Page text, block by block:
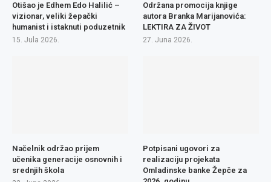
Otišao je Edhem Edo Halilić –
vizionar, veliki žepački
humanist i istaknuti poduzetnik
15. Jula 2026.
Održana promocija knjige
autora Branka Marijanovića:
LEKTIRA ZA ŽIVOT
27. Juna 2026.
Načelnik održao prijem
učenika generacije osnovnih i
srednjih škola
Potpisani ugovori za
realizaciju projekata
Omladinske banke Žepče za